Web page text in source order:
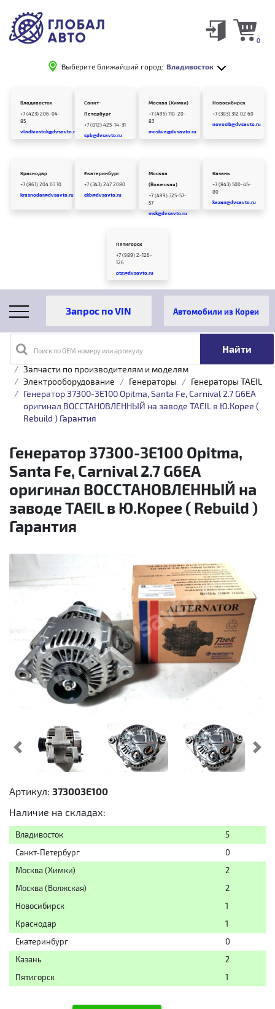
Выберите ближайший город: Владивосток
0
Владивосток
+7 (423) 206-04-
85
vladivostok@dvsavto.ru
Санкт-
Петербург
+7 (812) 425-14-31
spb@dvsavto.ru
Москва (Химки)
+7 (495) 118-20-
83
moskva@dvsavto.ru
Новосибирск
+7 (383) 312 02 60
novosib@dvsavto.ru
Краснодар
+7 (861) 204 03 10
krasnodar@dvsavto.ru
Екатеринбург
+7 (343) 247 2080
ekb@dvsavto.ru
Москва
(Волжская)
+7 (499) 325-57-
57
msk@dvsavto.ru
Казань
+7 (843) 500-45-
80
kazan@dvsavto.ru
Пятигорск
+7 (989) 2-126-
126
ptg@dvsavto.ru
Поиск по OEM номеру или артикулу
Автомобили из Кореи
Главная
Каталог товаров
Запчасти по производителям и моделям
Электрооборудование
Генераторы
Генераторы TAEIL
Генератор 37300-3E100 Opitma, Santa Fe, Carnival 2.7 G6EA
оригинал ВОССТАНОВЛЕННЫЙ на заводе TAEIL в Ю.Корее (
Rebuild ) Гарантия
Генератор 37300-3E100 Opitma,
Santa Fe, Carnival 2.7 G6EA
оригинал ВОССТАНОВЛЕННЫЙ на
заводе TAEIL в Ю.Корее ( Rebuild )
Гарантия
Предыдущий
Артикул: 373003E100
Наличие на складах:
Владивосток
5
Санкт-Петербург
0
Москва (Химки)
2
Москва (Волжская)
2
Новосибирск
1
Краснодар
1
Екатеринбург
0
Казань
2
Пятигорск
1